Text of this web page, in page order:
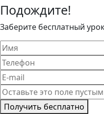
Подождите!
Заберите бесплатный
Получить бесплатно